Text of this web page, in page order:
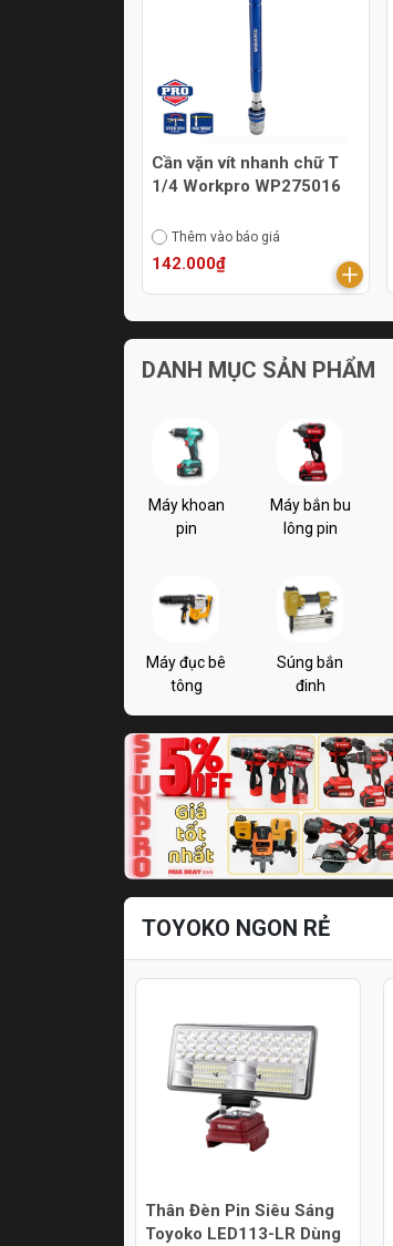
Cần vặn vít nhanh chữ T
1/4 Workpro WP275016
Thêm vào báo giá
142.000₫
DANH MỤC SẢN PHẨM
Máy khoan
pin
Máy bắn bu
lông pin
Máy đục bê
tông
Súng bắn
đinh
TOYOKO NGON RẺ
Thân Đèn Pin Siêu Sáng
Toyoko LED113-LR Dùng